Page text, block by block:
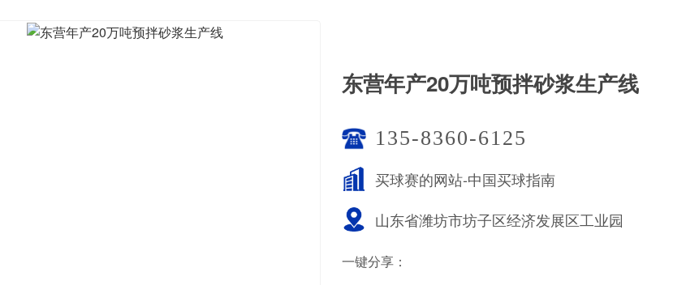
东营年产20万吨预拌砂浆生产线
135-8360-6125
买球赛的网站-中国买球指南
山东省潍坊市坊子区经济发展区工业园
一键分享：